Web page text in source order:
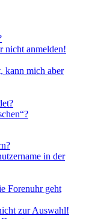
nicht anmelden!
kann mich aber
in der
Forenuhr geht
zur Auswahl!